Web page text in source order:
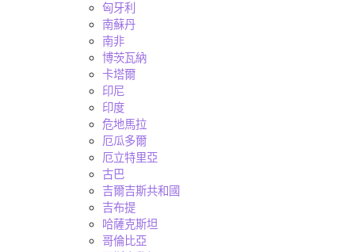
匈牙利
南蘇丹
南非
博茨瓦納
卡塔爾
印尼
印度
危地馬拉
厄瓜多爾
厄立特里亞
古巴
吉爾吉斯共和國
吉布提
哈薩克斯坦
哥倫比亞